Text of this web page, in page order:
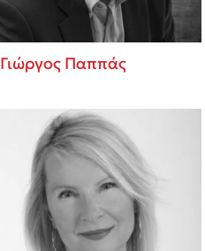
Γιώργος Παππάς